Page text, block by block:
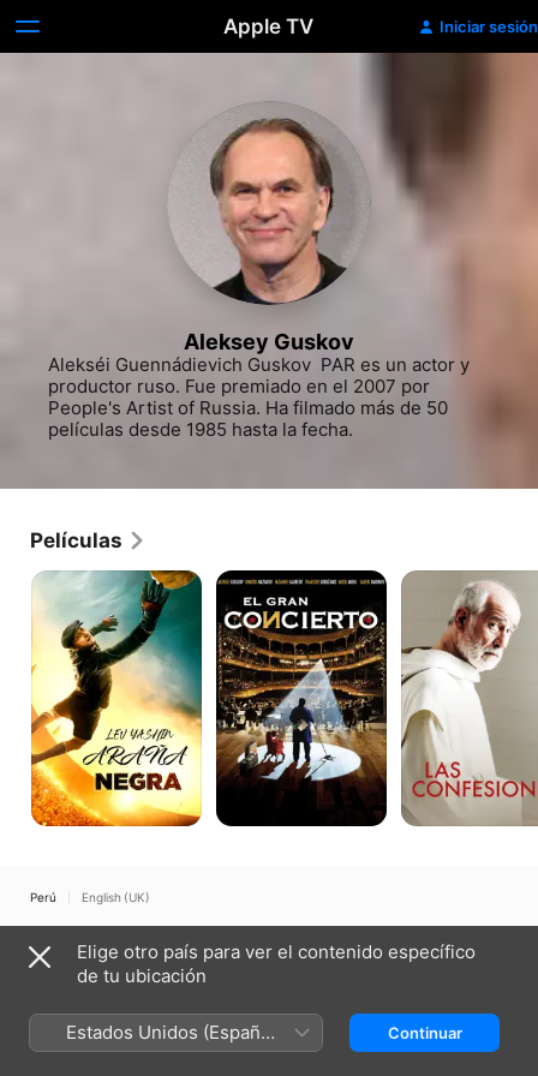
Apple TV Iniciar sesión
Aleksey Guskov
Alekséi Guennádievich Guskov ​ PAR es un actor y
productor ruso. Fue premiado en el 2007 por
People's Artist of Russia. Ha filmado más de 50
películas desde 1985 hasta la fecha.
Películas
Lev
Yashin-
araña
Negra
El
gran
concierto
Las
confesiones
Perú English (UK)
Términos del servicio de internet
Soporte técnico
Elige otro país para ver el contenido específico
de tu ubicación
Estados Unidos (Español
México)
Continuar